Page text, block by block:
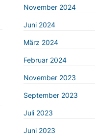
November 2024
Juni 2024
März 2024
Februar 2024
November 2023
September 2023
Juli 2023
Juni 2023